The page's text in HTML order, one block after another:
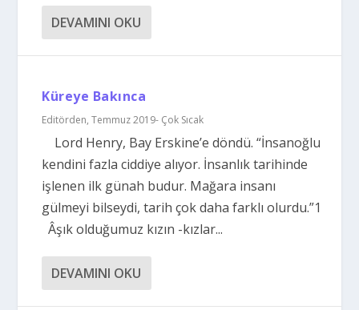
DEVAMINI OKU
Küreye Bakınca
Editörden,Temmuz 2019- Çok Sıcak
Lord Henry, Bay Erskine’e döndü. “İnsanoğlu
kendini fazla ciddiye alıyor. İnsanlık tarihinde
işlenen ilk günah budur. Mağara insanı
gülmeyi bilseydi, tarih çok daha farklı olurdu.”1
Âşık olduğumuz kızın -kızlar...
DEVAMINI OKU